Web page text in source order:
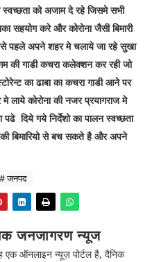
स्वच्छता को अजाम दे रहे जिसमे सभी
सहयोग करे और कोरोना जैसी बिमारी
से पहले अपने शहर मे चलाये जा रहे सुखा
की गाडी कचरा कलेक्शन कर रही जो
का ढाबा का कचरा गाडी आने पर
लाये कोरोना की नजर प्रयागराज मे
दिये गये निर्देशो का पालन स्वच्छता
बिमारियो से बच सकते है और अपने
# जनपद
जनजागरण न्यूज
ऑनलाइन न्यूज़ पोर्टल है, दैनिक